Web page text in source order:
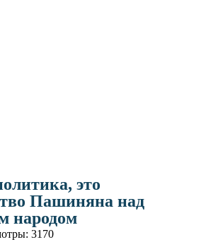
это
Пашиняна над
народом
3170